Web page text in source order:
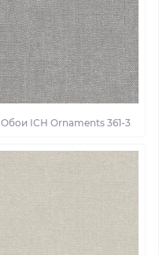
Обои ІСН Ornaments 361-3